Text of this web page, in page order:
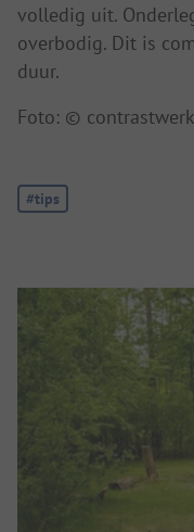
volledig uit.
overbodig. Dit is
duur.
Foto: ©
Tag:
#tips